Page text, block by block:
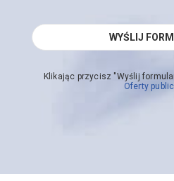
Klikając przycisz "Wyślij
Oferty